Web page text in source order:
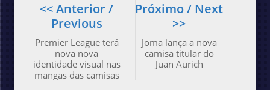
Próximo / Next
>>
Joma lança a nova
camisa titular do
Juan Aurich
<< Anterior /
Previous
Premier League terá
nova nova
identidade visual nas
mangas das camisas